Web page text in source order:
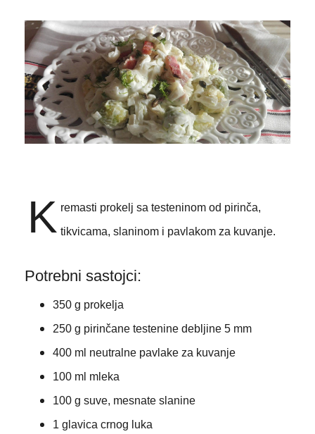
K remasti prokelj sa testeninom od pirinča,
tikvicama, slaninom i pavlakom za kuvanje.
Potrebni sastojci:
350 g prokelja
250 g pirinčane testenine debljine 5 mm
400 ml neutralne pavlake za kuvanje
100 ml mleka
100 g suve, mesnate slanine
1 glavica crnog luka